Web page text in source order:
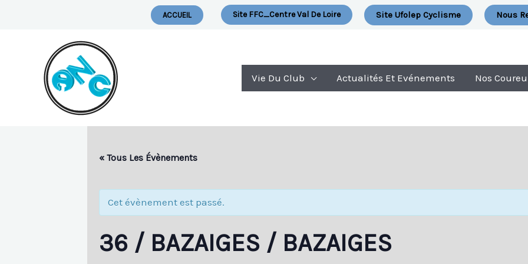
ACCUEIL Site FFC_Centre Val De Loire Site Ufolep Cyclisme Nous
Vie Du Club Actualités Et Evénements Nos
« Tous Les Évènements
Cet évènement est passé.
36 / BAZAIGES / BAZAIGES